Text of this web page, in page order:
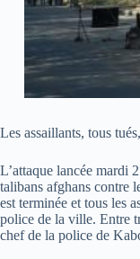
Les assaillants, tous
L’attaque lancée mardi
talibans afghans contre
est terminée et tous les
police de la ville. Entre
chef de la police de